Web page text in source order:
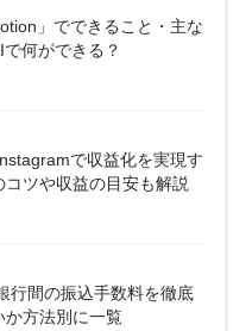
」でできること・主な
何ができる？
で収益化を実現す
ツや収益の目安も解説
行間の振込手数料を徹底
か方法別に一覧